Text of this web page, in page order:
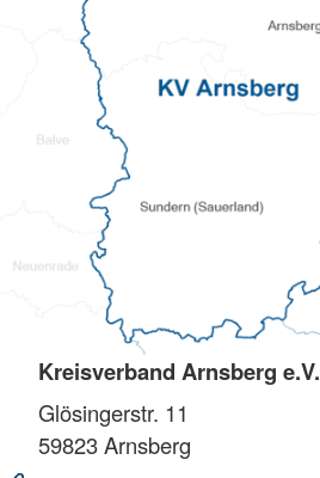
Kreisverband Arnsberg e.V.
Glösingerstr. 11
59823Arnsberg